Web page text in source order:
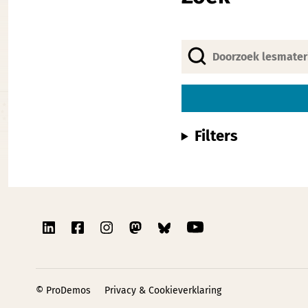
Filters
© ProDemos Privacy & Cookieverklaring